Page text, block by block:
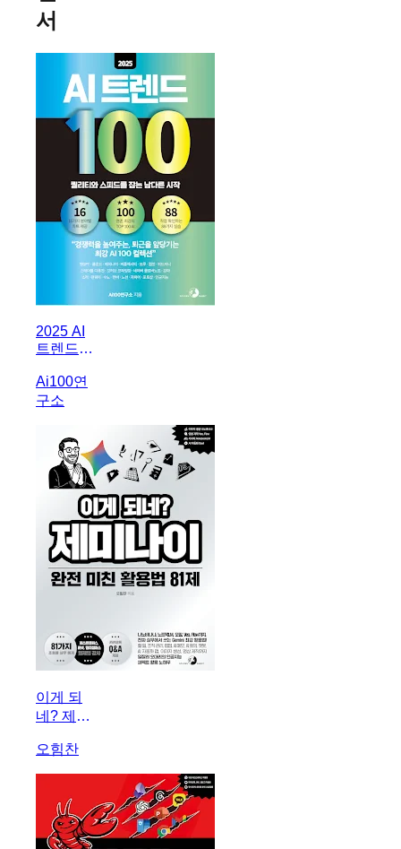
서
2025 AI
트렌드
Ai100연
구소
이게 되
네? 제미
미친 활용
법 81제
오힘찬